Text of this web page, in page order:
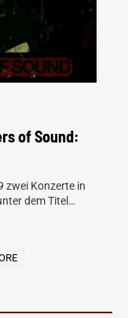
of Sound:
zwei Konzerte in
dem Titel…